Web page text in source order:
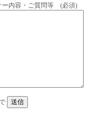
ー内容・ご質問等 (必須)